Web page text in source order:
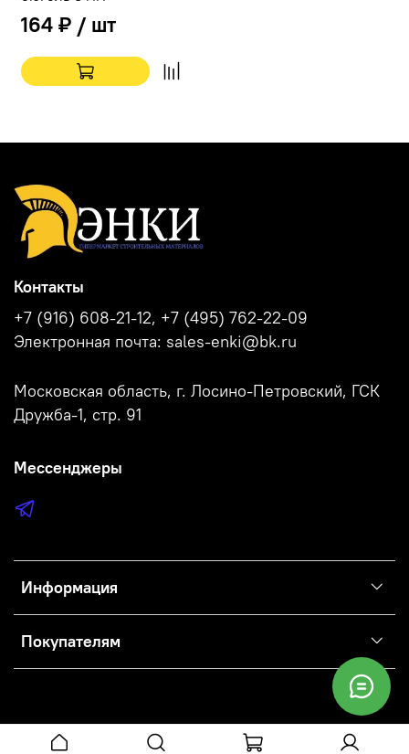
164 ₽ / шт
Информация
Покупателям
Контакты
+7 (916) 608-21-12, +7 (495) 762-22-09
Электронная почта: sales-enki@bk.ru
Московская область, г. Лосино-Петровский, ГСК
Дружба-1, стр. 91
Мессенджеры